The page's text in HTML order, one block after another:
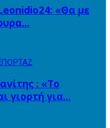
«Θα με
: «Το
γιορτή για…